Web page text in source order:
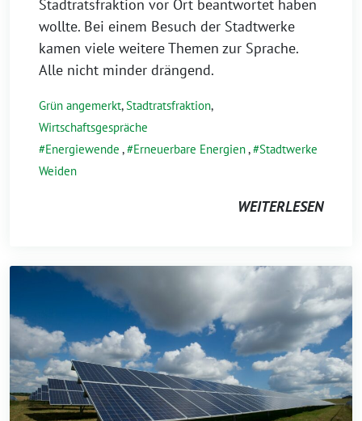
Stadtratsfraktion vor Ort beantwortet haben
wollte. Bei einem Besuch der Stadtwerke
kamen viele weitere Themen zur Sprache.
Alle nicht minder drängend.
Grün angemerkt,Stadtratsfraktion,
Wirtschaftsgespräche
Energiewende , Erneuerbare Energien, Stadtwerke
Weiden
WEITERLESEN